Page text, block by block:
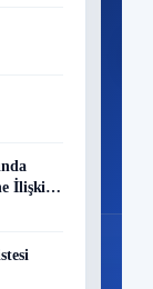
İlişkin